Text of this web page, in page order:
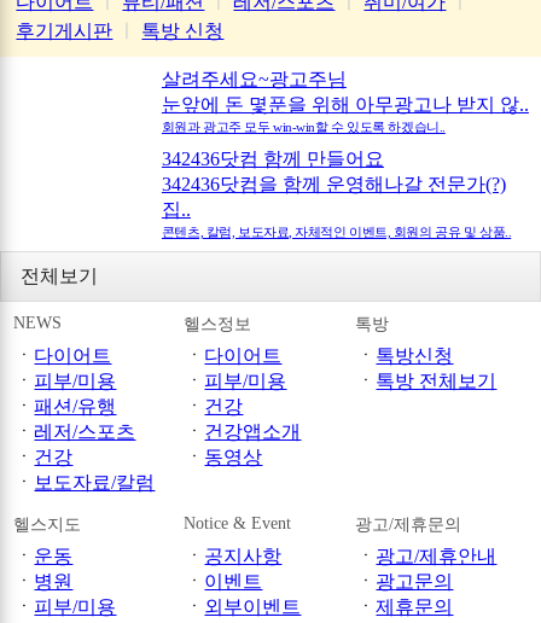
후기게시판
톡방 신청
살려주세요~광고주님
눈앞에 돈 몇푼을 위해 아무광고나 받지 않..
회원과 광고주 모두 win-win할 수 있도록 하겠습니..
342436닷컴 함께 만들어요
342436닷컴을 함께 운영해나갈 전문가(?)
집..
콘텐츠, 칼럼, 보도자료, 자체적인 이벤트, 회원의 공유 및 상품..
전체보기
NEWS
ㆍ 다이어트
ㆍ 피부/미용
ㆍ패션/유행
ㆍ 레저/스포츠
ㆍ 건강
ㆍ 보도자료/칼럼
헬스정보
ㆍ 다이어트
ㆍ 피부/미용
ㆍ 건강
ㆍ 건강앱소개
ㆍ 동영상
톡방
ㆍ 톡방신청
ㆍ 톡방 전체보기
헬스지도
ㆍ 운동
ㆍ 병원
ㆍ 피부/미용
Notice & Event
ㆍ 공지사항
ㆍ 이벤트
ㆍ 외부이벤트
광고/제휴문의
ㆍ 광고/제휴안내
ㆍ 광고문의
ㆍ제휴문의